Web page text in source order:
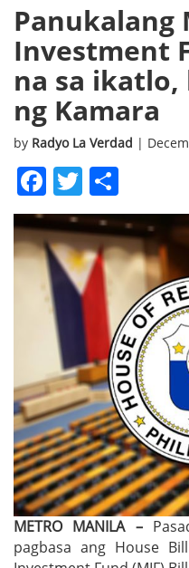
Panukalang
Investment
na sa ikatlo,
ng Kamara
by Radyo La Verdad |
Facebook
Twitter
METRO MANILA –
pagbasa ang House